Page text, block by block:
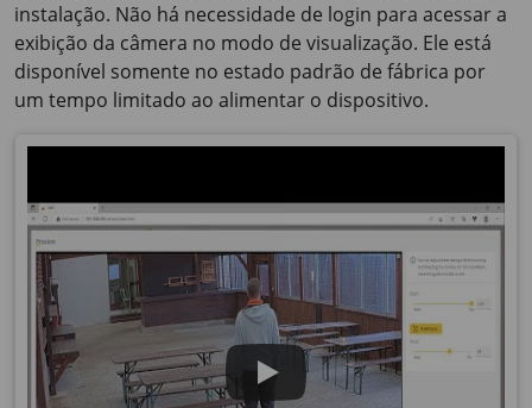
instalação. Não há necessidade de login para acessar a
exibição da câmera no modo de visualização. Ele está
disponível somente no estado padrão de fábrica por
um tempo limitado ao alimentar o dispositivo.